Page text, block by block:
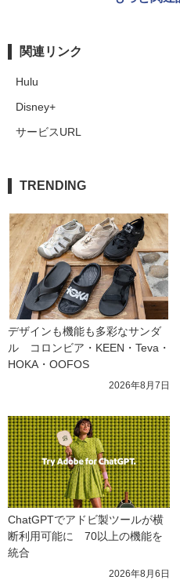
関連リンク
Hulu
Disney+
サービスURL
TRENDING
デザインも機能も多彩なサンダ
ル　コロンビア・KEEN・Teva・
HOKA・OOFOS
2026年8月7日
ChatGPTでアドビ製ツールが横
断利用可能に　70以上の機能を
統合
2026年8月6日